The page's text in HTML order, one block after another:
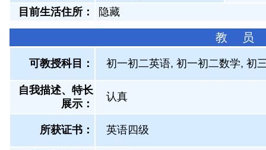
目前生活住所：
隐藏
教 员
可教授科目： 初一初二英语, 初一初二数学, 初
自我描述、特长
展示 ：
认真
所获证书 ： 英语四级